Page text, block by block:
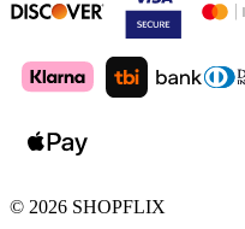
© 2026 SHOPFLIX